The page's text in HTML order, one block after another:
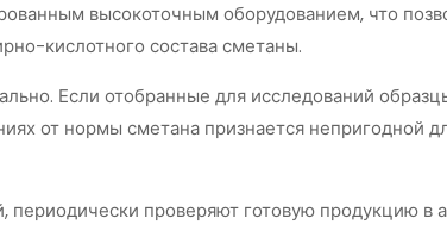
высокоточным оборудованием, что
кислотного состава сметаны.
Если отобранные для исследований
от нормы сметана признается непригодной
проверяют готовую продукцию в